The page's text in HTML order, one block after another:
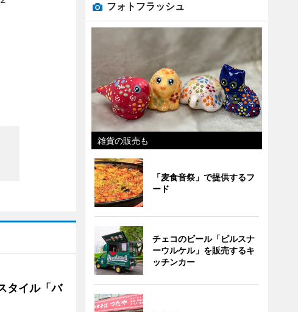
タイル「バ
フォトフラッシュ
雑貨の販売も
「麦食音祭」で提供するフ
ード
チェコのビール「ピルスナ
ーウルケル」を販売するキ
ッチンカー